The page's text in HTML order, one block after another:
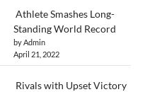
Athlete Smashes Long-
Standing World Record
by Admin
April 21, 2022
Rivals with Upset Victory